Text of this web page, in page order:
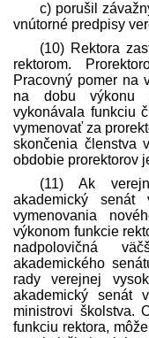
c) porušil
vnútorné pred­pisy
(10) Rektora
rektorom.
Pracovný pomer na
na dobu výkonu
vykonávala funkciu
vymenovať za
skončenia členstva
obdobie prorektorov
(11) Ak
akademický
vymenovania
výkonom funkcie
nadpolovičná
akademického
rady verejnej
akademický senát
ministrovi školstva.
funkciu rektora,